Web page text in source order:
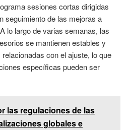
sesiones cortas dirigidas
seguimiento de las mejoras a
lo largo de varias semanas, las
se mantienen estables y
con el ajuste, lo que
específicas pueden ser
las regulaciones de las
globales e